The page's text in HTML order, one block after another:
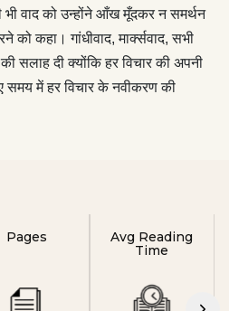
वाद को उन्होंने आँख मूँदकर न समर्थन
कहा। गांधीवाद, मार्क्सवाद, सभी
सलाह दी क्योंकि हर विचार की अपनी
में हर विचार के नवीकरण की
Pages
Avg Reading
Time